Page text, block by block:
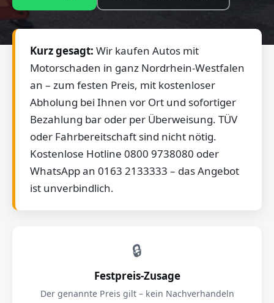
Kurz gesagt: Wir kaufen Autos mit
Motorschaden in ganz Nordrhein-Westfalen
an – zum festen Preis, mit kostenloser
Abholung bei Ihnen vor Ort und sofortiger
Bezahlung bar oder per Überweisung. TÜV
oder Fahrbereitschaft sind nicht nötig.
Kostenlose Hotline 0800 9738080 oder
WhatsApp an 0163 2133333 – das Angebot
ist unverbindlich.
🔒
Festpreis-Zusage
Der genannte Preis gilt – kein Nachverhandeln